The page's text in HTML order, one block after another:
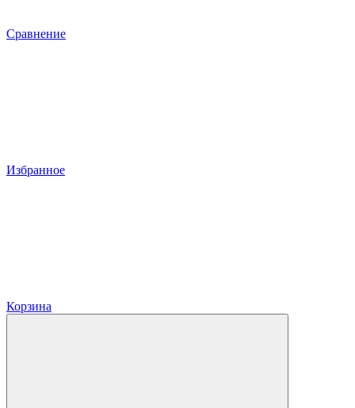
Сравнение
Избранное
Корзина